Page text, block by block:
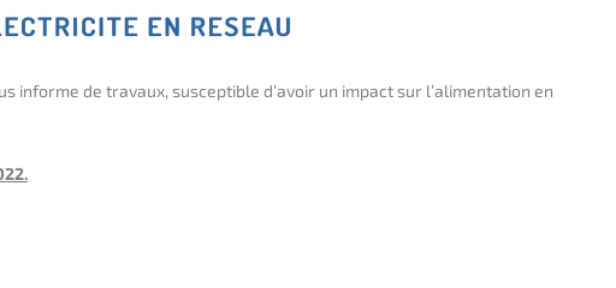
informe de travaux, susceptible d’avoir un impact sur l’alimentation en